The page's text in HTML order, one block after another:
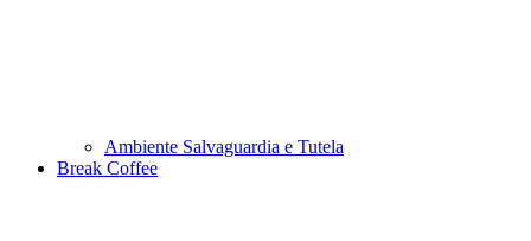
Ambiente Salvaguardia e Tutela
Break Coffee